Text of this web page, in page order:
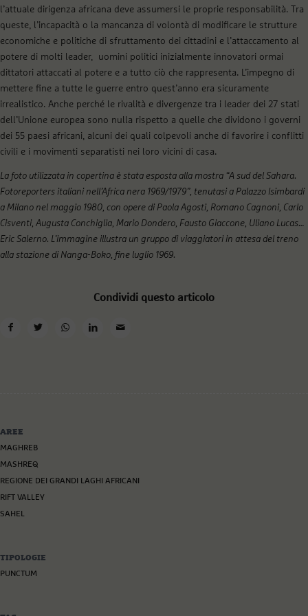
l’attuale dirigenza africana deve assumersi le proprie responsabilità. Tra
queste, l’incapacità o la mancanza di volontà di modificare le strutture
economiche e politiche di sfruttamento dei cittadini e l’attaccamento al
potere di molti leader, uomini politici inizialmente innovatori ormai
dittatori attaccati al potere e a tutto ciò che rappresenta. L’impegno di
mettere fine a tutte le guerre entro quest’anno era sicuramente
irrealistico. Anche perché le rivalità e divergenze tra i leader dei 27 stati
dell’Unione europea sono nulla rispetto a quelle che dividono i governi
dei 55 paesi africani, alcuni dei quali colpevoli anche di favorire i conflitti
civili e i movimenti separatisti nei loro vicini di casa.
La foto utilizzata in copertina è stata esposta alla mostra “A sud del Sahara.
Fotoreporters italiani nell’Africa nera 1969/1979”, tenutasi a Palazzo Isimbardi
a Milano nel maggio 1980, con opere di Paola Agosti, Romano Cagnoni, Carlo
Cisventi, Augusta Conchiglia, Mario Dondero, Fausto Giaccone, Uliano Lucas…
Eric Salerno. L’immagine illustra un gruppo di viaggiatori in attesa del treno
alla stazione di Nanga-Boko, fine luglio 1969.
Condividi questo articolo
AREE
MAGHREB
MASHREQ
REGIONE DEI GRANDI LAGHI AFRICANI
RIFT VALLEY
SAHEL
TIPOLOGIE
PUNCTUM